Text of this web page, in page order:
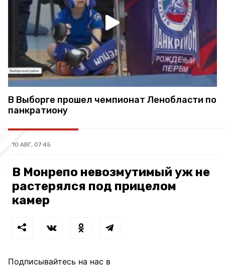
В Выборге прошел чемпионат Ленобласти по
панкратиону
10 АВГ, 07:45
В Монрепо невозмутимый уж не
растерялся под прицелом
камер
Подписывайтесь на нас в